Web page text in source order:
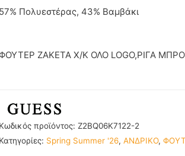
57% Πολυεστέρας, 43% Βαμβάκι
ZAKETA X/K ΟΛΟ LOGO,ΡΙΓΑ
Κωδικός προϊόντος:Z2BQ06K7122-2
Κατηγορίες: Spring Summer '26,ΑΝΔΡΙΚΟ,